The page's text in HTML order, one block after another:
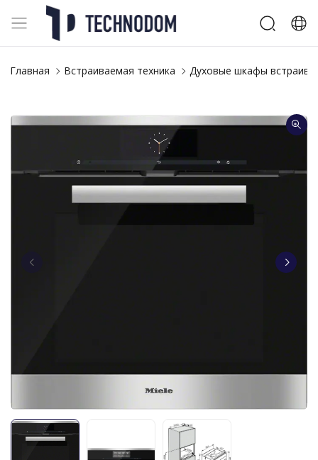
Главная Встраиваемая техника Духовые шкафы